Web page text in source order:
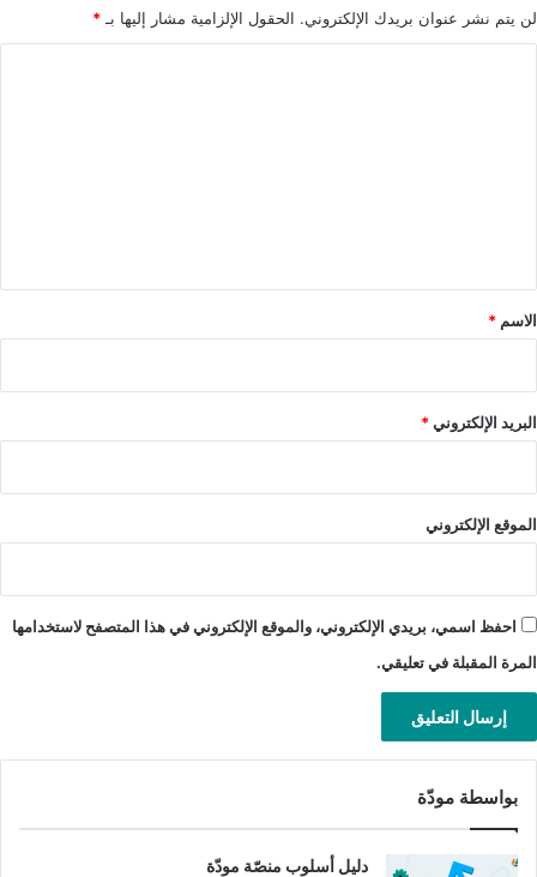
الخلافات العنف العنف الاسري لن يتم نشر عنوان بريدك الإلكتروني. الحقول الإلزامية مشار إليها بـ *
*
الاسم *
البريد الإلكتروني*
الموقع الإلكتروني
احفظ اسمي، بريدي الإلكتروني، والموقع الإلكتروني في هذا المتصفح لاستخدامها
المرة المقبلة في تعليقي.
بواسطة مودّة
دليل أسلوب منصّة مودّة